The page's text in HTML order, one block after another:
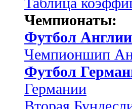
Чемпионаты:
Футбол Англии
Чемпионшип
Футбол
Германии
Вторая